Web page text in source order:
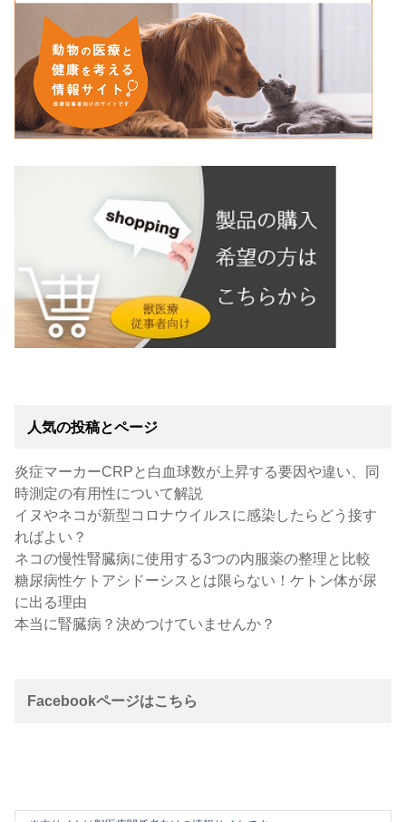
人気の投稿とページ
炎症マーカーCRPと白血球数が上昇する要因や違い、同
時測定の有用性について解説
イヌやネコが新型コロナウイルスに感染したらどう接す
ればよい？
ネコの慢性腎臓病に使用する3つの内服薬の整理と比較
糖尿病性ケトアシドーシスとは限らない！ケトン体が尿
に出る理由
本当に腎臓病？決めつけていませんか？
Facebookページはこちら